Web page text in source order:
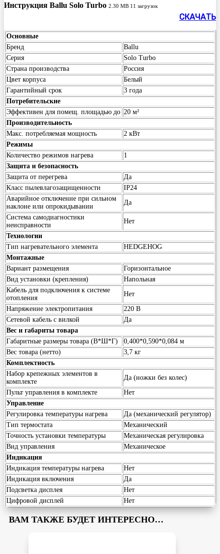
Инструкция Ballu Solo Turbo 2.30 MB 11 загрузок
СКАЧАТЬ
Основные
Бренд
Ballu
Серия
Solo Turbo
Страна производства
Россия
Цвет корпуса
Белый
Гарантийный срок
3 года
Потребительские
Эффективен для помещ. площадью до 20 м²
Производительность
Макс. потребляемая мощность
2 кВт
Режимы
Количество режимов нагрева
1
Защита и безопасность
Защита от перегрева
Да
Класс пылевлагозащищенности
IP24
Аварийное отключение при сильном
наклоне или опрокидывании
Да
Система самодиагностики
неисправности
Нет
Технологии
Тип нагревательного элемента
HEDGEHOG
Монтажные
Вариант размещения
Горизонтальное
Вид установки (крепления)
Напольная
Кабель для подключения к системе
отопления
Нет
Напряжение электропитания
220 В
Сетевой кабель с вилкой
Да
Вес и габариты товара
Габаритные размеры товара (В*Ш*Г)
0,400*0,590*0,084 м
Вес товара (нетто)
3,7 кг
Комплектность
Набор крепежных элементов в
комплекте
Да (ножки без колес)
Пульт управления в комплекте
Нет
Управление
Регулировка температуры нагрева
Да (механический регулятор)
Тип термостата
Механический
Точность установки температуры
Механическая регулировка
Вид управления
Механическое
Индикация
Индикация температуры нагрева
Нет
Индикация включения
Да
Подсветка дисплея
Нет
Цифровой дисплей
Нет
ВАМ ТАКЖЕ БУДЕТ ИНТЕРЕСНО…